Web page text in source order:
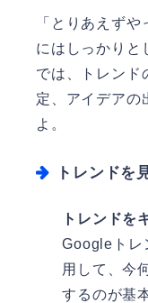
「とりあえず
にはしっかりと
では、トレンド
定、アイデアの
よ。
トレンドを
トレンドを
Googleトレ
用して、今
するのが基